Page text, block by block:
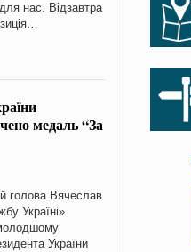
нас. Відзавтра
медаль “За
голова Вячеслав
Україні»
України